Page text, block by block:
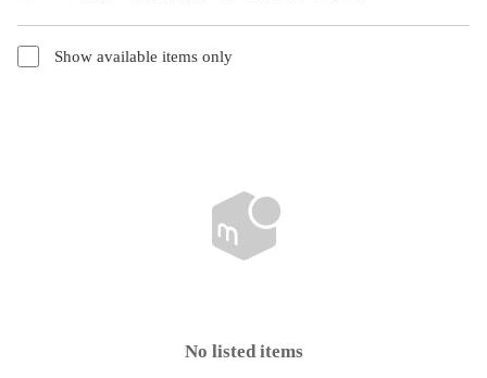
Show available items only
No listed items